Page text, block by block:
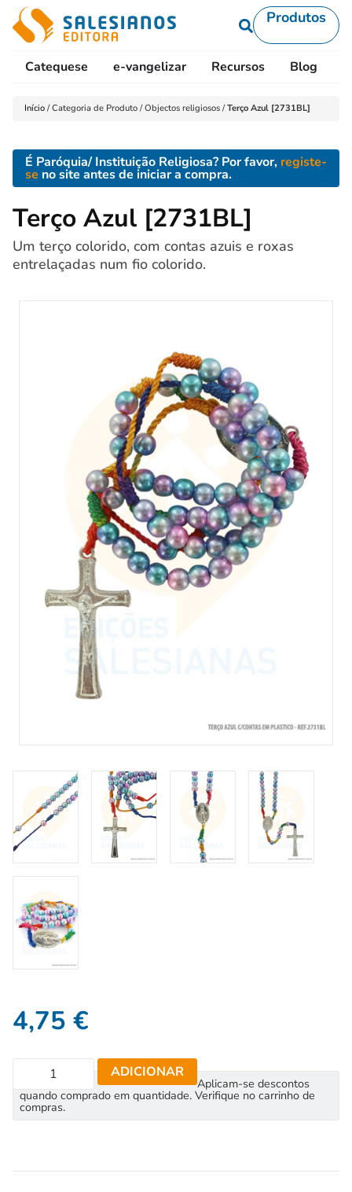
Produtos
Catequese e-vangelizar Recursos Blog
Início /Categoria de Produto /Objectos religiosos /Terço Azul [2731BL]
É Paróquia/ Instituição Religiosa? Por favor, registe-
se no site antes de iniciar a compra.
Terço Azul [2731BL]
Um terço colorido, com contas azuis e roxas
entrelaçadas num fio colorido.
4,75 €
ADICIONAR
Aplicam-se descontos
quando comprado em quantidade. Verifique no carrinho de
compras.